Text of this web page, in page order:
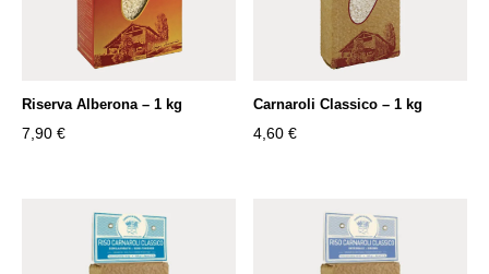
Riserva Alberona – 1 kg
7,90 €
Carnaroli Classico – 1 kg
4,60€